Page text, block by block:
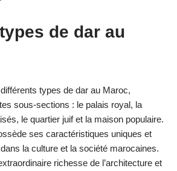
de dar au
types de dar au Maroc,
sous-sections : le palais royal, la
le quartier juif et la maison populaire.
ses caractéristiques uniques et
la culture et la société marocaines.
richesse de l’architecture et